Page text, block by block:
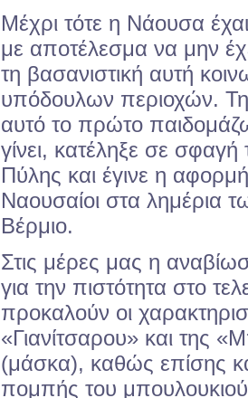
Μέχρι τότε η Νάουσα
με αποτέλεσμα να μην
τη βασανιστική αυτή
υπόδουλων περιοχών.
αυτό το πρώτο
γίνει, κατέληξε σε
Πύλης και έγινε η
Ναουσαίοι στα λημέρια
Βέρμιο.
Στις μέρες μας η
για την πιστότητα στο
προκαλούν οι
«Γιανίτσαρου» και της
(μάσκα), καθώς επίσης
πομπής του μπουλουκιού